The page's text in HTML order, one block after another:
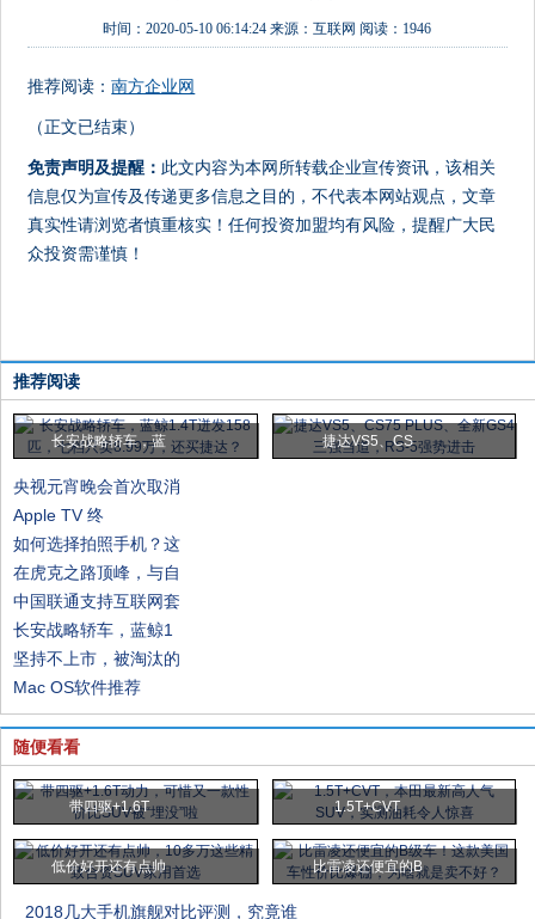
时间：2020-05-10 06:14:24 来源：互联网 阅读：1946
推荐阅读：南方企业网
（正文已结束）
免责声明及提醒： 此文内容为本网所转载企业宣传资讯，该相关
信息仅为宣传及传递更多信息之目的，不代表本网站观点，文章
真实性请浏览者慎重核实！任何投资加盟均有风险，提醒广大民
众投资需谨慎！
推荐阅读
长安战略轿车，蓝 捷达VS5、CS
央视元宵晚会首次取消
Apple TV 终
如何选择拍照手机？这
在虎克之路顶峰，与自
中国联通支持互联网套
长安战略轿车，蓝鲸1
坚持不上市，被淘汰的
Mac OS软件推荐
随便看看
带四驱+1.6T 1.5T+CVT
低价好开还有点帅 比雷凌还便宜的B
2018几大手机旗舰对比评测，究竟谁